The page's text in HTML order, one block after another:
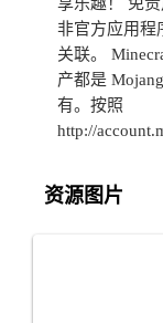
非官方应用程
关联。
产都是
有。按照
http://
资源图片